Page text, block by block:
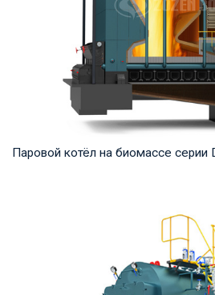
Паровой котёл на биомассе серии
продукта: 20-75 т/ч Температура на